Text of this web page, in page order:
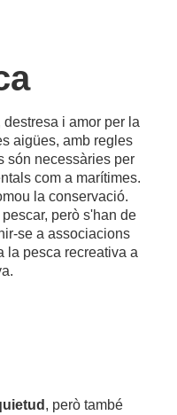
i amor per la
aigües, amb regles
són necessàries per
com a marítimes.
la conservació.
però s'han de
se a associacions
la pesca recreativa a
, però també